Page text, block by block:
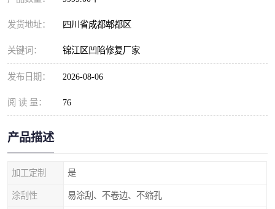
发货地址： 四川省成都郫都区
关键词： 锦江区凹陷修复厂家
发布日期： 2026-08-06
阅 读 量： 76
产品描述
加工定制 是
涂刮性 易涂刮、不卷边、不缩孔